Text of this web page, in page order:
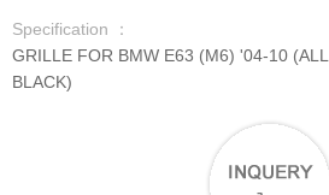
Specification ：
GRILLE FOR BMW E63 (M6) '04-10 (ALL
BLACK)